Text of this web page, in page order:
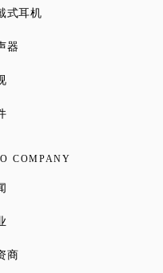
式耳机
器
Link Opens in New Tab
COMPANY
商Link Opens in New Tab